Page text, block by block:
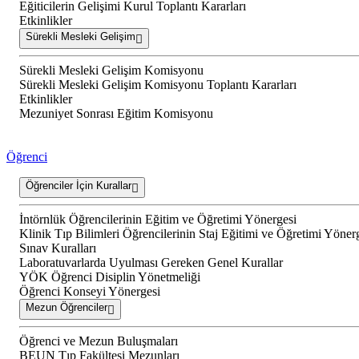
Eğiticilerin Gelişimi Kurul Toplantı Kararları
Etkinlikler
Sürekli Mesleki Gelişim
Sürekli Mesleki Gelişim Komisyonu
Sürekli Mesleki Gelişim Komisyonu Toplantı Kararları
Etkinlikler
Mezuniyet Sonrası Eğitim Komisyonu
Öğrenci
Öğrenciler İçin Kurallar
İntörnlük Öğrencilerinin Eğitim ve Öğretimi Yönergesi
Klinik Tıp Bilimleri Öğrencilerinin Staj Eğitimi ve Öğretimi
Sınav Kuralları
Laboratuvarlarda Uyulması Gereken Genel Kurallar
YÖK Öğrenci Disiplin Yönetmeliği
Öğrenci Konseyi Yönergesi
Mezun Öğrenciler
Öğrenci ve Mezun Buluşmaları
BEUN Tıp Fakültesi Mezunları